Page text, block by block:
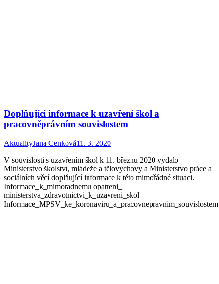
Doplňující informace k uzavření škol a
pracovněprávním souvislostem
AktualityJana Cenková11. 3. 2020
V souvislosti s uzavřením škol k 11. březnu 2020 vydalo
Ministerstvo školství, mládeže a tělovýchovy a Ministerstvo práce a
sociálních věcí doplňující informace k této mimořádné situaci.
Informace_k_mimoradnemu opatreni_
ministerstva_zdravotnictvi_k_uzavreni_skol
Informace_MPSV_ke_koronaviru_a_pracovnepravnim_souvislostem